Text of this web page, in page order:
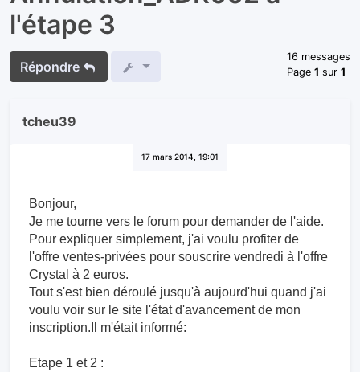
l'étape 3
Répondre
16 messages
Page1 sur1
tcheu39
17 mars 2014, 19:01
Bonjour,
Je me tourne vers le forum pour demander de l'aide.
Pour expliquer simplement, j'ai voulu profiter de
l'offre ventes-privées pour souscrire vendredi à l'offre
Crystal à 2 euros.
Tout s'est bien déroulé jusqu'à aujourd'hui quand j'ai
voulu voir sur le site l'état d'avancement de mon
inscription.Il m'était informé:
Etape 1 et 2 :